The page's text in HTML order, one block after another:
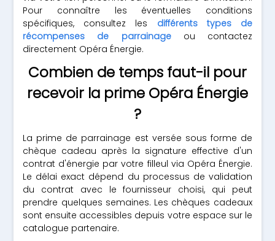
Pour connaître les éventuelles conditions
spécifiques, consultez les différents types de
récompenses de parrainageou contactez
directement Opéra Énergie.
Combien de temps faut-il pour
recevoir la prime Opéra Énergie
?
La prime de parrainage est versée sous forme de
chèque cadeau après la signature effective d'un
contrat d'énergie par votre filleul via Opéra Énergie.
Le délai exact dépend du processus de validation
du contrat avec le fournisseur choisi, qui peut
prendre quelques semaines. Les chèques cadeaux
sont ensuite accessibles depuis votre espace sur le
catalogue partenaire.